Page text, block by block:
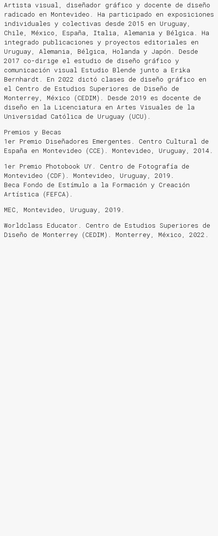
Artista visual, diseñador gráfico y docente de diseño
radicado en Montevideo. Ha participado en exposiciones
individuales y colectivas desde 2015 en Uruguay,
Chile, México, España, Italia, Alemania y Bélgica. Ha
integrado publicaciones y proyectos editoriales en
Uruguay, Alemania, Bélgica, Holanda y Japón. Desde
2017 co-dirige el estudio de diseño gráfico y
comunicación visual Estudio Blende junto a Erika
Bernhardt. En 2022 dictó clases de diseño gráfico en
el Centro de Estudios Superiores de Diseño de
Monterrey, México (CEDIM). Desde 2019 es docente de
diseño en la Licenciatura en Artes Visuales de la
Universidad Católica de Uruguay (UCU).
Premios y Becas
1er Premio Diseñadores Emergentes. Centro Cultural de
España en Montevideo (CCE). Montevideo, Uruguay, 2014.
1er Premio Photobook UY. Centro de Fotografía de
Montevideo (CDF). Montevideo, Uruguay, 2019.
Beca Fondo de Estímulo a la Formación y Creación
Artística (FEFCA).
MEC, Montevideo, Uruguay, 2019.
Worldclass Educator. Centro de Estudios Superiores de
Diseño de Monterrey (CEDIM). Monterrey, México, 2022.